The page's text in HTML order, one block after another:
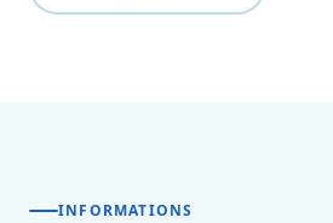
INFORMATIONS